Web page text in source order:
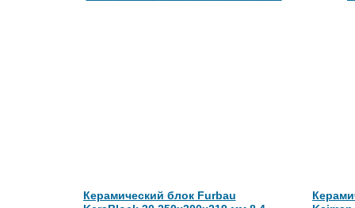
Керамический блок Furbau